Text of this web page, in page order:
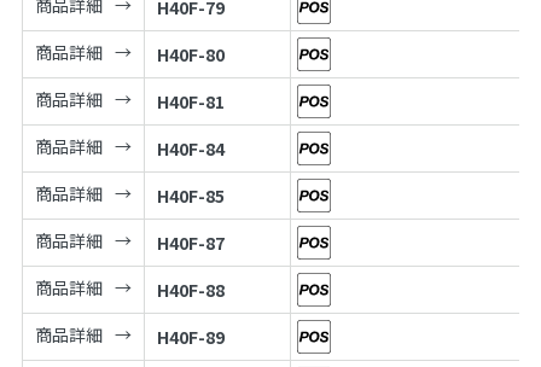
H40F-79
商品詳細
H40F-80
商品詳細
H40F-81
商品詳細
H40F-84
商品詳細
H40F-85
商品詳細
H40F-87
商品詳細
H40F-88
商品詳細
H40F-89